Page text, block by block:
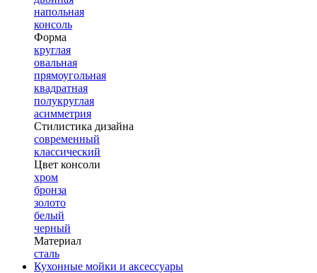
напольная
консоль
Форма
круглая
овальная
прямоугольная
квадратная
полукруглая
асимметрия
Стилистика дизайна
современный
классический
Цвет консоли
хром
бронза
золото
белый
черный
Материал
сталь
Кухонные мойки и аксессуары